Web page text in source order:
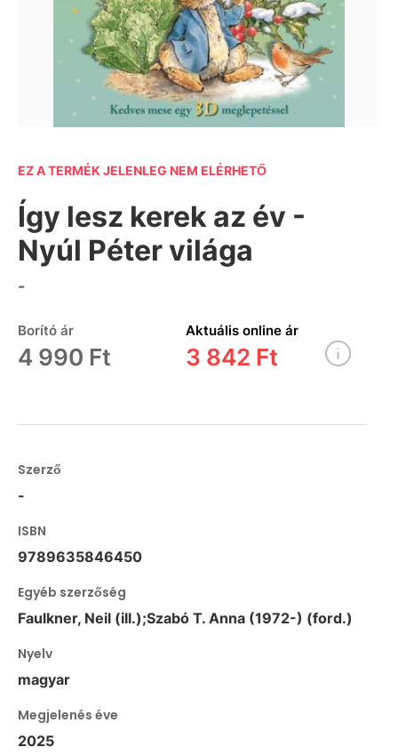
EZ A TERMÉK JELENLEG NEM ELÉRHETŐ
Így lesz kerek az év -
Nyúl Péter világa
-
Borító ár
4 990 Ft
Aktuális online ár
3 842 Ft
Szerző
-
ISBN
9789635846450
Egyéb szerzőség
Faulkner, Neil (ill.);Szabó T. Anna (1972-) (ford.)
Nyelv
magyar
Megjelenés éve
2025